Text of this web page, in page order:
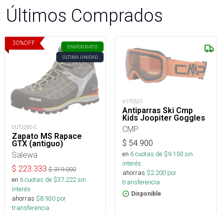
Últimos Comprados
30%OFF
ENVÍOGRATIS
ÚLTIMA UNIDAD
OUT3280-C
Zapato MS Rapace
GTX (antiguo)
Salewa
$ 223.333 $319.000
en 6cuotas de $37.222sin
interés
ahorras $8.930 por
transferencia.
V170501
Antiparras Ski Cmp
Kids Joopiter Goggles
CMP
$ 54.900
en 6cuotas de $9.150sin
interés
ahorras $2.200 por
transferencia.
Disponible